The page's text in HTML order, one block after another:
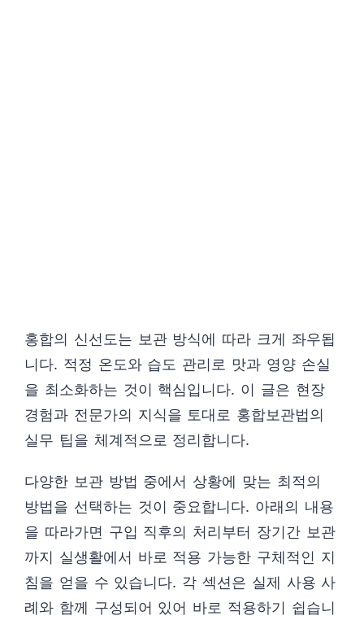
홍합의 신선도는 보관 방식에 따라 크게 좌우됩
니다. 적정 온도와 습도 관리로 맛과 영양 손실
을 최소화하는 것이 핵심입니다. 이 글은 현장
경험과 전문가의 지식을 토대로 홍합보관법의
실무 팁을 체계적으로 정리합니다.
다양한 보관 방법 중에서 상황에 맞는 최적의
방법을 선택하는 것이 중요합니다. 아래의 내용
을 따라가면 구입 직후의 처리부터 장기간 보관
까지 실생활에서 바로 적용 가능한 구체적인 지
침을 얻을 수 있습니다. 각 섹션은 실제 사용 사
례와 함께 구성되어 있어 바로 적용하기 쉽습니